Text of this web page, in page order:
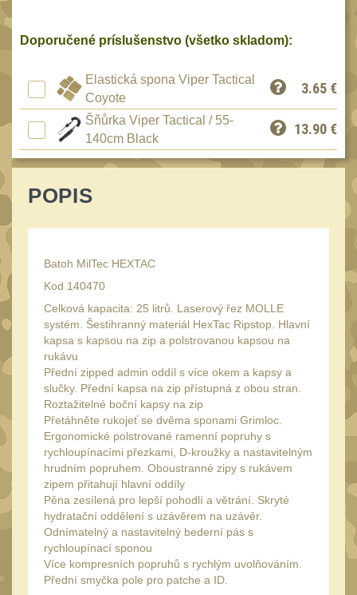
Kontakty
objednávky
BRAŠNY A TAŠKY
Univerzalní tašky
Speciální přepravní
tašky40
Ledvinky59
Duffle bagy
Odhazováky
Speciální pouzdra I157
Speciální pouzdra II 33
Speciální pouzdra III12
Pouzdra na láhev
Pouzdra na toaletní
potřeby
Pouzdra na
lékárničku
Pouzdra na
elektroniku 67
Pouzdra a kapsy na
suchý zip
95
Doporučené príslušenstvo (všetko skladom):
Elastická spona Viper Tactical
Coyote
3.65 €
Šňůrka Viper Tactical / 55-
140cm Black
13.90 €
POPIS
Batoh MilTec HEXTAC
Kod 140470
Celková kapacita: 25 litrů. Laserový řez MOLLE
systém. Šestihranný materiál HexTac Ripstop. Hlavní
kapsa s kapsou na zip a polstrovanou kapsou na
rukávu
Přední zipped admin oddíl s více okem a kapsy a
slučky. Přední kapsa na zip přístupná z obou stran.
Roztažitelné boční kapsy na zip
Přetáhněte rukojeť se dvěma sponami Grimloc.
Ergonomické polstrované ramenní popruhy s
rychloupínacími přezkami, D-kroužky a nastavitelným
hrudním popruhem. Oboustranné zipy s rukávem
zipem přitahují hlavní oddíly
Pěna zesílená pro lepší pohodlí a větrání. Skryté
hydratační oddělení s uzávěrem na uzávěr.
Odnímatelný a nastavitelný bederní pás s
rychloupínací sponou
Více kompresních popruhů s rychlým uvolňováním.
Přední smyčka pole pro patche a ID.